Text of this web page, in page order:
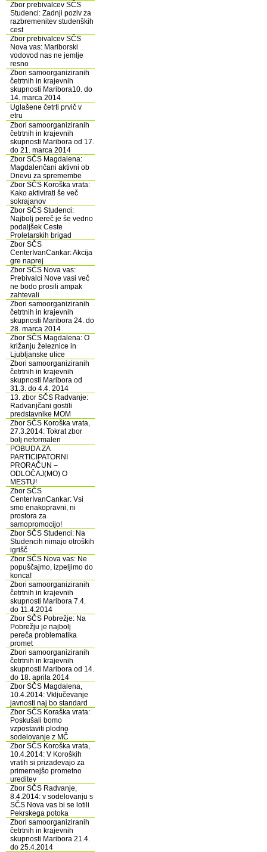
Zbor prebivalcev SČS
Studenci: Zadnji poziv za
razbremenitev studenških
cest
Zbor prebivalcev SČS
Nova vas: Mariborski
vodovod nas ne jemlje
resno
Zbori samoorganiziranih
četrtnih in krajevnih
skupnosti Maribora10. do
14. marca 2014
Uglašene četrti prvič v
etru
Zbori samoorganiziranih
četrtnih in krajevnih
skupnosti Maribora od 17.
do 21. marca 2014
Zbor SČS Magdalena:
Magdalenčani aktivni ob
Dnevu za spremembe
Zbor SČS Koroška vrata:
Kako aktivirati še več
sokrajanov
Zbor SČS Studenci:
Najbolj pereč je še vedno
podaljšek Ceste
Proletarskih brigad
Zbor SČS
CenterIvanCankar: Akcija
gre naprej
Zbor SČS Nova vas:
Prebivalci Nove vasi več
ne bodo prosili ampak
zahtevali
Zbori samoorganiziranih
četrtnih in krajevnih
skupnosti Maribora 24. do
28. marca 2014
Zbor SČS Magdalena: O
križanju železnice in
Ljubljanske ulice
Zbori samoorganiziranih
četrtnih in krajevnih
skupnosti Maribora od
31.3. do 4.4. 2014
13. zbor SČS Radvanje:
Radvanjčani gostili
predstavnike MOM
Zbor SČS Koroška vrata,
27.3.2014: Tokrat zbor
bolj neformalen
POBUDA ZA
PARTICIPATORNI
PRORAČUN –
ODLOČAJ(MO) O
MESTU!
Zbor SČS
CenterIvanCankar: Vsi
smo enakopravni, ni
prostora za
samopromocijo!
Zbor SČS Studenci: Na
Studencih nimajo otroških
igrišč
Zbor SČS Nova vas: Ne
popuščajmo, izpeljimo do
konca!
Zbori samoorganiziranih
četrtnih in krajevnih
skupnosti Maribora 7.4.
do 11.4.2014
Zbor SČS Pobrežje: Na
Pobrežju je najbolj
pereča problematika
promet
Zbori samoorganiziranih
četrtnih in krajevnih
skupnosti Maribora od 14.
do 18. aprila 2014
Zbor SČS Magdalena,
10.4.2014: Vključevanje
javnosti naj bo standard
Zbor SČS Koraška vrata:
Poskušali bomo
vzpostaviti plodno
sodelovanje z MČ
Zbor SČS Koroška vrata,
10.4.2014: V Koroških
vratih si prizadevajo za
primernejšo prometno
ureditev
Zbor SČS Radvanje,
8.4.2014: v sodelovanju s
SČS Nova vas bi se lotili
Pekrskega potoka
Zbori samoorganiziranih
četrtnih in krajevnih
skupnosti Maribora 21.4.
do 25.4.2014